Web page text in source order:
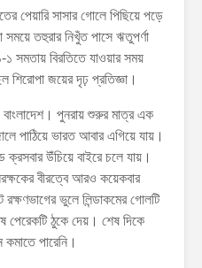
পেয়ারি সাসার গোলে পিছিয়ে পড়ে
সময়ে তহুরার নিখুঁত পাসে ঋতুপর্ণা
সমতায় বিরতিতে যাওয়ার সময়
শিরোপা জয়ের দৃঢ় প্রতিজ্ঞা।
বাংলাদেশ। পুনরায় শুরুর মাত্র এক
পাঠিয়ে ভারত আবার এগিয়ে যায়।
ক্রসবার উঁচিয়ে বাইরে চলে যায়।
বীরত্বে আরও কয়েকবার
ভুলে লিন্ডাকমের গোলটি
পেরেকটি ঠুকে দেয়। শেষ দিকে
কমাতে পারেনি।